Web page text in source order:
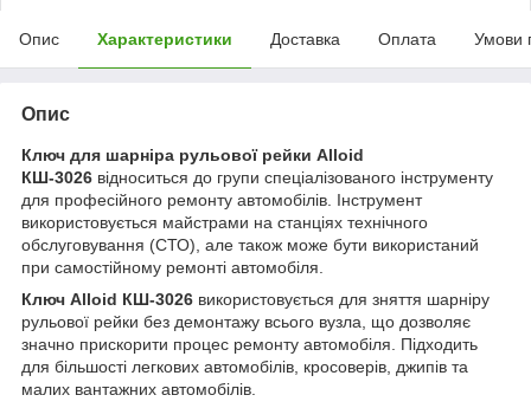
Опис Характеристики Доставка Оплата Умови
Опис
Ключ для шарніра рульової рейки Alloid
КШ-3026 відноситься до групи спеціалізованого інструменту
для професійного ремонту автомобілів. Інструмент
використовується майстрами на станціях технічного
обслуговування (СТО), але також може бути використаний
при самостійному ремонті автомобіля.
Ключ Alloid КШ-3026 використовується для зняття шарніру
рульової рейки без демонтажу всього вузла, що дозволяє
значно прискорити процес ремонту автомобіля. Підходить
для більшості легкових автомобілів, кросоверів, джипів та
малих вантажних автомобілів.